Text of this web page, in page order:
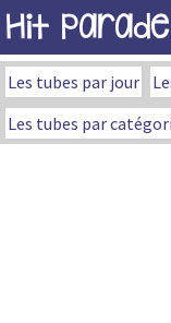
Hit Parade
Les tubes par jour
Les tubes par